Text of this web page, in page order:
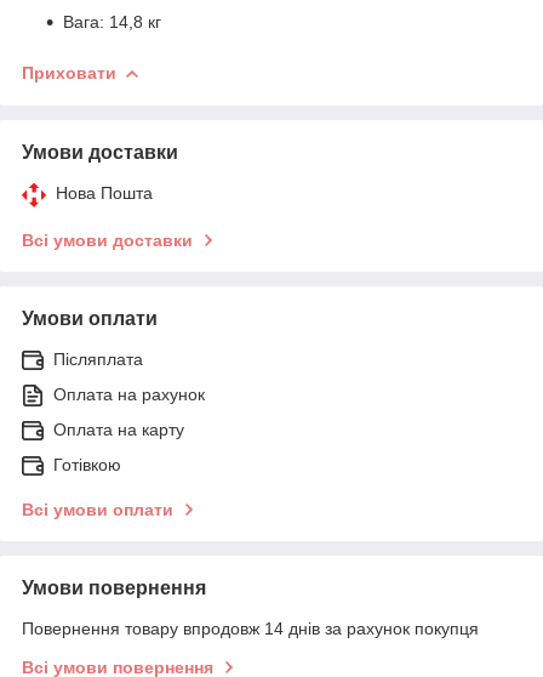
Вага: 14,8 кг
Приховати
Умови доставки
Нова Пошта
Всі умови доставки
Умови оплати
Післяплата
Оплата на рахунок
Оплата на карту
Готівкою
Всі умови оплати
Умови повернення
Повернення товару впродовж 14 днів за рахунок покупця
Всі умови повернення